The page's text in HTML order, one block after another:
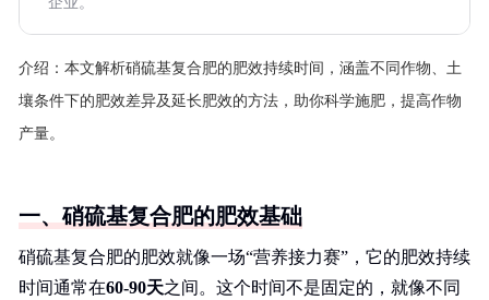
介绍： 本文解析硝硫基复合肥的肥效持续时间，涵盖不同作物、土
壤条件下的肥效差异及延长肥效的方法，助你科学施肥，提高作物
产量。
一、硝硫基复合肥的肥效基础
硝硫基复合肥的肥效就像一场“营养接力赛”，它的肥效持续
时间通常在60-90天之间。这个时间不是固定的，就像不同